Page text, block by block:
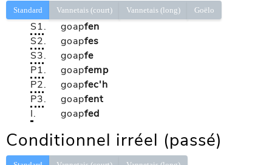
Standard Vannetais (court) Vannetais (long) Goëlo
S1. goapfen
S2. goapfes
S3. goapfe
P1. goapfemp
P2. goapfec'h
P3. goapfent
I. goapfed
Conditionnel irréel (passé)